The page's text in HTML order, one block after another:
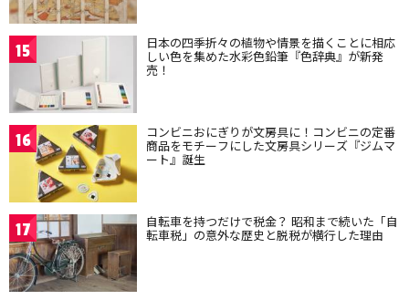
15 日本の四季折々の植物や情景を描くことに相応
しい色を集めた水彩色鉛筆『色辞典』が新発
売！
16 コンビニおにぎりが文房具に！コンビニの定番
商品をモチーフにした文房具シリーズ『ジムマ
ート』誕生
17 自転車を持つだけで税金？ 昭和まで続いた「自
転車税」の意外な歴史と脱税が横行した理由